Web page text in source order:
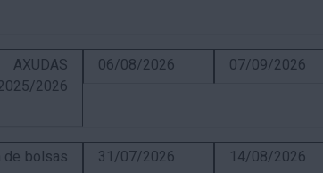
AXUDAS
2026
06/08/2026 07/09/2026
de bolsas
31/07/2026 14/08/2026